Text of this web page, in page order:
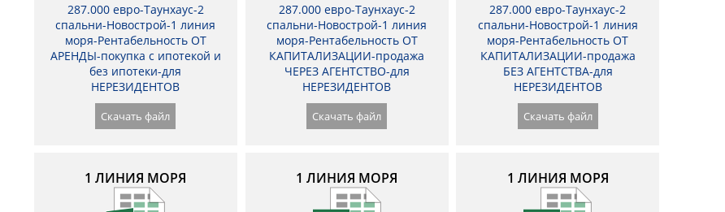
287.000 евро-Таунхаус-2
спальни-Новострой-1 линия
моря-Рентабельность ОТ
АРЕНДЫ-покупка с ипотекой и
без ипотеки-для
НЕРЕЗИДЕНТОВ
Скачать файл
287.000 евро-Таунхаус-2
спальни-Новострой-1 линия
моря-Рентабельность ОТ
КАПИТАЛИЗАЦИИ-продажа
ЧЕРЕЗ АГЕНТСТВО-для
НЕРЕЗИДЕНТОВ
Скачать файл
287.000 евро-Таунхаус-2
спальни-Новострой-1 линия
моря-Рентабельность ОТ
КАПИТАЛИЗАЦИИ-продажа
БЕЗ АГЕНТСТВА-для
НЕРЕЗИДЕНТОВ
Скачать файл
1 ЛИНИЯ МОРЯ 1 ЛИНИЯ МОРЯ 1 ЛИНИЯ МОРЯ